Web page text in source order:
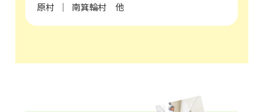
原村
南箕輪村 他